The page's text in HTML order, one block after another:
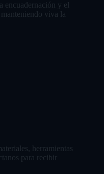
encuadernación y el
viva la
herramientas
para recibir